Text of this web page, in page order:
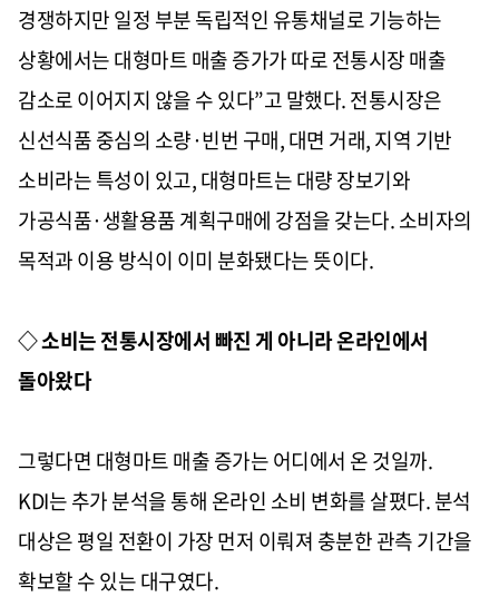
경쟁하지만 일정 부분 독립적인 유통채널로 기능하는
상황에서는 대형마트 매출 증가가 따로 전통시장 매출
감소로 이어지지 않을 수 있다”고 말했다. 전통시장은
신선식품 중심의 소량·빈번 구매, 대면 거래, 지역 기반
소비라는 특성이 있고, 대형마트는 대량 장보기와
가공식품·생활용품 계획구매에 강점을 갖는다. 소비자의
목적과 이용 방식이 이미 분화됐다는 뜻이다.
◇ 소비는 전통시장에서 빠진 게 아니라 온라인에서
돌아왔다
그렇다면 대형마트 매출 증가는 어디에서 온 것일까.
KDI는 추가 분석을 통해 온라인 소비 변화를 살폈다. 분석
대상은 평일 전환이 가장 먼저 이뤄져 충분한 관측 기간을
확보할 수 있는 대구였다.